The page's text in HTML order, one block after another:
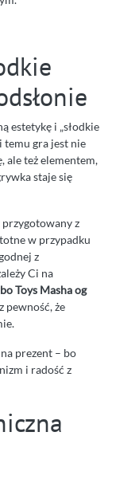
estetykę i „słodkie
temu gra jest nie
ale też elementem,
staje się
z
w przypadku
z
Ci na
Toys Masha og
pewność, że
prezent – bo
i radość z